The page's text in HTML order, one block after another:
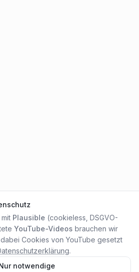
Plausible (cookieless, DSGVO-
YouTube-Videos brauchen wir
Cookies von YouTube gesetzt
.
notwendige